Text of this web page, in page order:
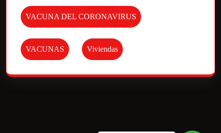
VACUNA DEL CORONAVIRUS
VACUNAS Viviendas